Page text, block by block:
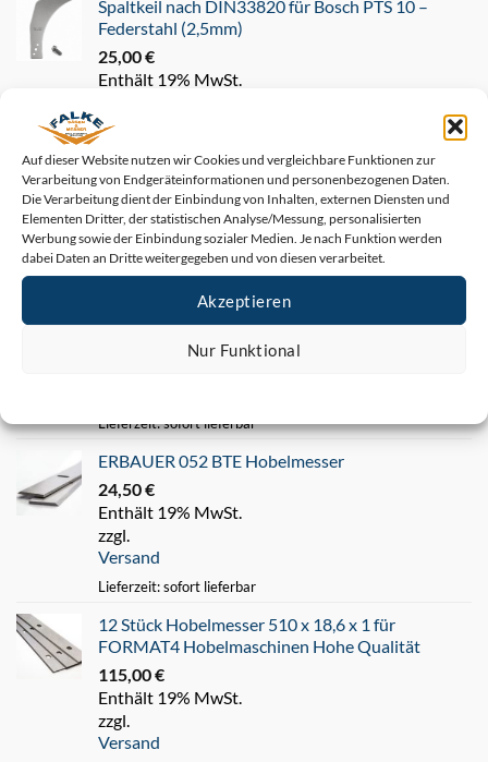
Auf dieser Website nutzen wir Cookies und vergleichbare Funktionen zur
Verarbeitung von Endgeräteinformationen und personenbezogenen Daten.
Die Verarbeitung dient der Einbindung von Inhalten, externen Diensten und
Elementen Dritter, der statistischen Analyse/Messung, personalisierten
Werbung sowie der Einbindung sozialer Medien. Je nach Funktion werden
dabei Daten an Dritte weitergegeben und von diesen verarbeitet.
Akzeptieren
Nur Funktional
Spaltkeil nach DIN33820 für Bosch PTS 10 –
Federstahl (2,5mm)
25,00€
Enthält 19% MwSt.
Versand
Lieferzeit: sofort lieferbar
Neu
METABO ADH 260 HSS Hobelmesser (
263x24x1,5mm )
49,90€
Enthält 19% MwSt.
Lieferzeit: sofort lieferbar
ERBAUER 052 BTE Hobelmesser
24,50€
Enthält 19% MwSt.
zzgl.
Versand
Lieferzeit: sofort lieferbar
12 Stück Hobelmesser 510 x 18,6 x 1 für
FORMAT4 Hobelmaschinen Hohe Qualität
115,00€
Enthält 19% MwSt.
zzgl.
Versand